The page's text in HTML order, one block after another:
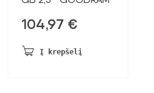
104,97 €
Į krepšelį